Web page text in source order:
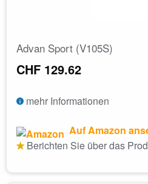
Advan Sport (V105S)
CHF 129.62
mehr Informationen
Auf Amazon
Berichten Sie über das